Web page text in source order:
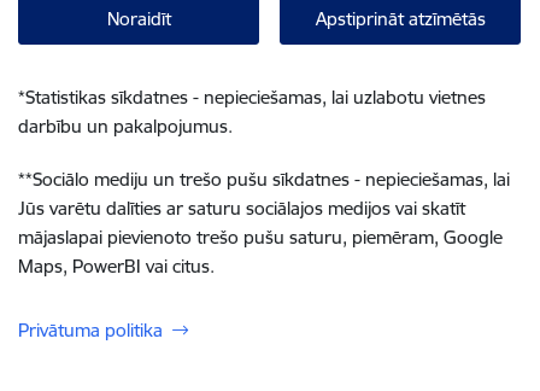
Noraidīt Apstiprināt atzīmētās
*Statistikas sīkdatnes - nepieciešamas, lai uzlabotu vietnes
darbību un pakalpojumus.
**Sociālo mediju un trešo pušu sīkdatnes - nepieciešamas, lai
Jūs varētu dalīties ar saturu sociālajos medijos vai skatīt
mājaslapai pievienoto trešo pušu saturu, piemēram, Google
Maps, PowerBI vai citus.
Privātuma politika